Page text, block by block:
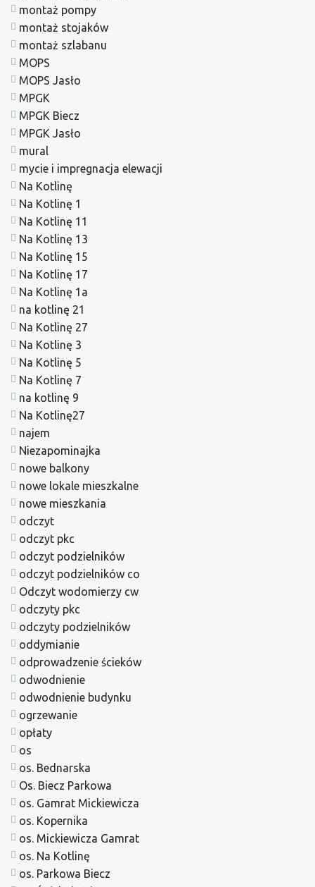
montaż pompy
montaż stojaków
montaż szlabanu
MOPS
MOPS Jasło
MPGK
MPGK Biecz
MPGK Jasło
mural
mycie i impregnacja elewacji
Na Kotlinę
Na Kotlinę 1
Na Kotlinę 11
Na Kotlinę 13
Na Kotlinę 15
Na Kotlinę 17
Na Kotlinę 1a
na kotlinę 21
Na Kotlinę 27
Na Kotlinę 3
Na Kotlinę 5
Na Kotlinę 7
na kotlinę 9
Na Kotlinę27
najem
Niezapominajka
nowe balkony
nowe lokale mieszkalne
nowe mieszkania
odczyt
odczyt pkc
odczyt podzielników
odczyt podzielników co
Odczyt wodomierzy cw
odczyty pkc
odczyty podzielników
oddymianie
odprowadzenie ścieków
odwodnienie
odwodnienie budynku
ogrzewanie
opłaty
os
os. Bednarska
Os. Biecz Parkowa
os. Gamrat Mickiewicza
os. Kopernika
os. Mickiewicza Gamrat
os. Na Kotlinę
os. Parkowa Biecz